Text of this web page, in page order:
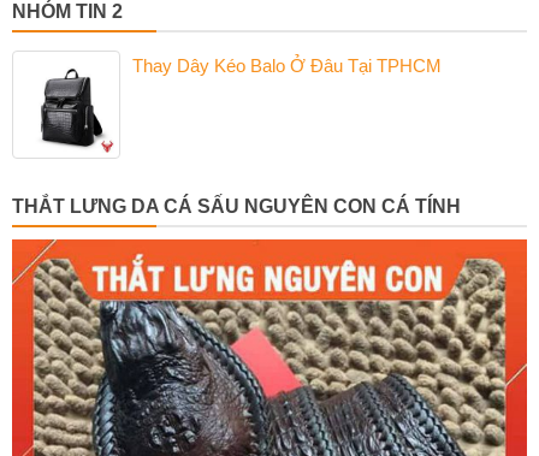
NHÓM TIN 2
Thay Dây Kéo Balo Ở Đâu Tại TPHCM
THẮT LƯNG DA CÁ SẤU NGUYÊN CON CÁ TÍNH